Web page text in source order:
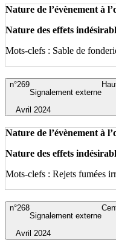
Nature de l’évènement à
Nature des effets
Mots-clefs : Sable de
Avril 2024
Signalement externe
n°269
Nature de l’évènement à
Nature des effets
Mots-clefs : Rejets fumées
Avril 2024
Signalement externe
n°268